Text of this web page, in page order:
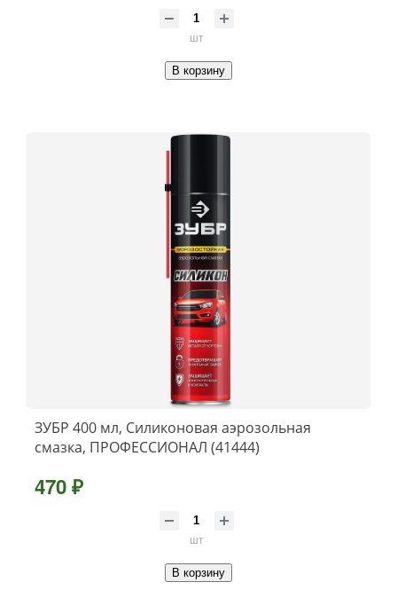
шт
В корзину
ЗУБР 400 мл, Силиконовая аэрозольная
смазка, ПРОФЕССИОНАЛ (41444)
470 ₽
шт
В корзину